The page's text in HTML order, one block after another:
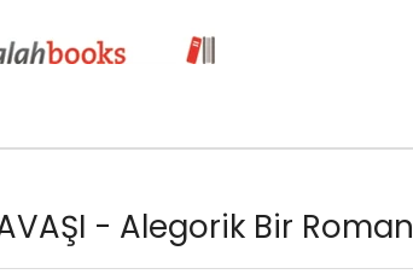
- Alegorik Bir Roman